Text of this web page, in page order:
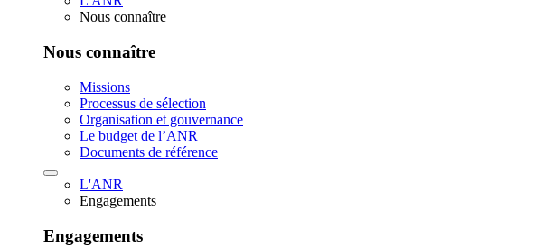
Nous connaître
Nous connaître
Missions
Processus de sélection
Organisation et gouvernance
Le budget de l’ANR
Documents de référence
L'ANR
Engagements
Engagements